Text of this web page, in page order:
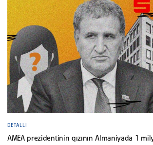
DETALLI
AMEA prezidentinin qızının Almaniyada 1